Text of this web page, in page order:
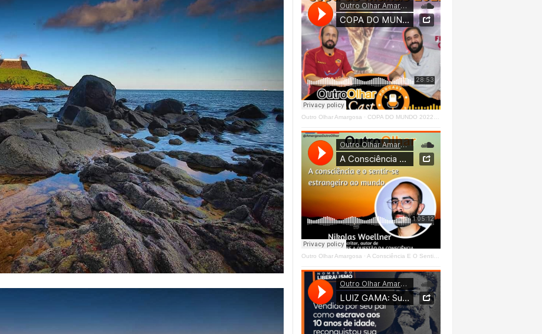
Outro Olhar Amargosa · COPA DO MUNDO 2022 - OUTRO OLHAR CAST #O1 Right
Outro Olhar Amargosa · A Consciência E O Sentir - Se Estrangeiro Ao Mundo